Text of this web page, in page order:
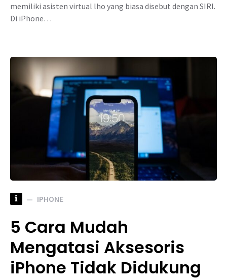
memiliki asisten virtual lho yang biasa disebut dengan SIRI.
Di iPhone…
i IPHONE
5 Cara Mudah
Mengatasi Aksesoris
iPhone Tidak Didukung